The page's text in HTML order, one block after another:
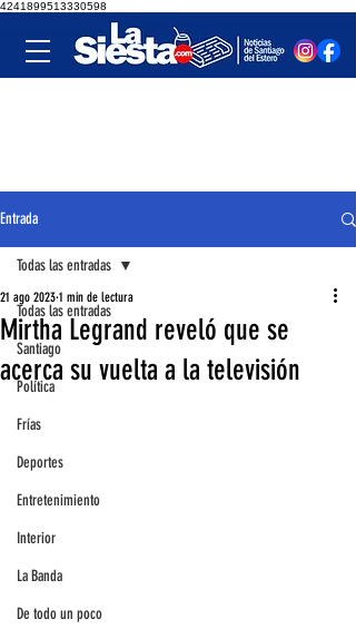
4241899513330598
Entrada
Todas las entradas
Santiago
Política
Frías
Deportes
Entretenimiento
Interior
La Banda
De todo un poco
Todas las entradas
Mirtha Legrand reveló que se
acerca su vuelta a la televisión
21 ago 2023 1 min de lectura